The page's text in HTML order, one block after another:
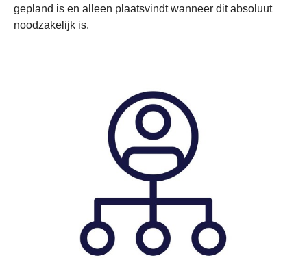
gepland is en alleen plaatsvindt wanneer dit absoluut
noodzakelijk is.